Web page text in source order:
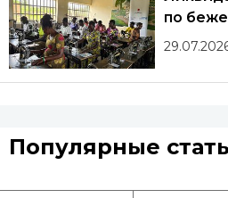
по
Популярные